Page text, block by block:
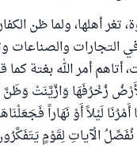
أهلها، ولما ظن
التجارات والصناعات
أتاهم أمر الله بغتة
زُخْرُفَهَا وَازَّيَّنَتْ وَظَنَّ
أَمْرُنَا لَيْلاً أَوْ نَهَاراً
الْآياتِ لِقَوْمٍ